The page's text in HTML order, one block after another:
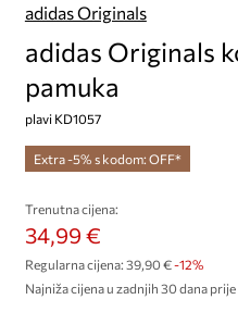
adidas Originals
adidas Originals
pamuka
plavi KD1057
Extra -5% s kodom: OFF*
Trenutna cijena:
34,99 €
Regularna cijena: 39,90 €-12%
Najniža cijena u zadnjih 30 dana prije